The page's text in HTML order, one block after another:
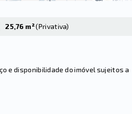
25,76 m²(Privativa)
e disponibilidade do imóvel sujeitos a